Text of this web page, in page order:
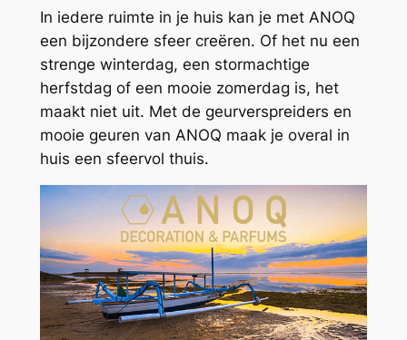
In iedere ruimte in je huis kan je met ANOQ
een bijzondere sfeer creëren. Of het nu een
strenge winterdag, een stormachtige
herfstdag of een mooie zomerdag is, het
maakt niet uit. Met de geurverspreiders en
mooie geuren van ANOQ maak je overal in
huis een sfeervol thuis.